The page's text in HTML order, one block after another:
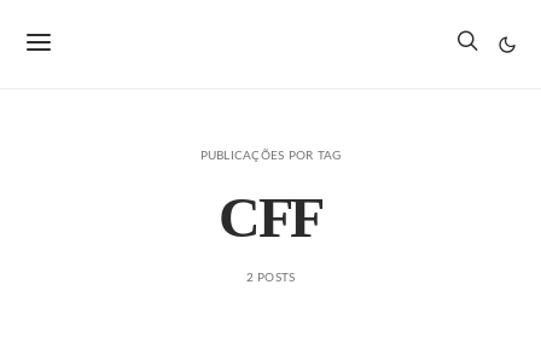
PUBLICAÇÕES POR TAG
CFF
2 POSTS